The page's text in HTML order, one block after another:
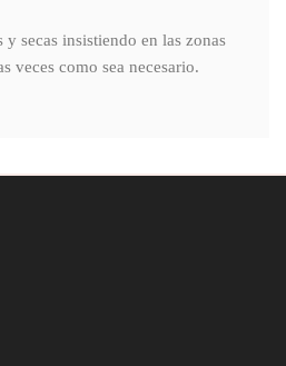
secas insistiendo en las zonas
veces como sea necesario.